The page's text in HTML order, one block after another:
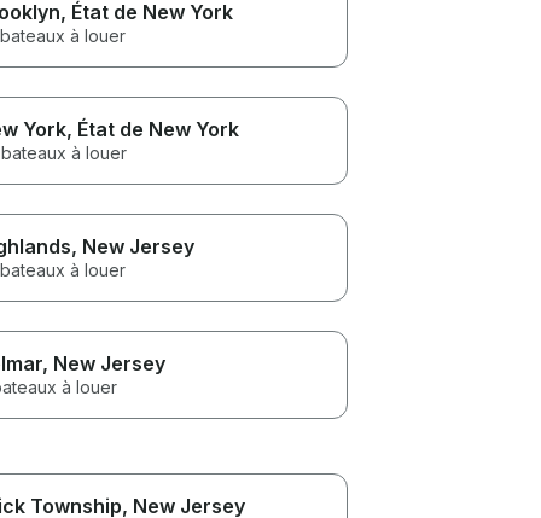
, État de New York
à louer
York, État de New York
à louer
, New Jersey
à louer
, New Jersey
à louer
Township, New Jersey